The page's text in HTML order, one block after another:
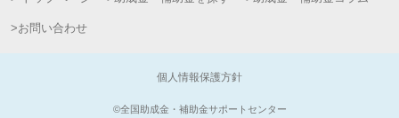
>お問い合わせ
個人情報保護方針
©︎全国助成金・補助金サポートセンター